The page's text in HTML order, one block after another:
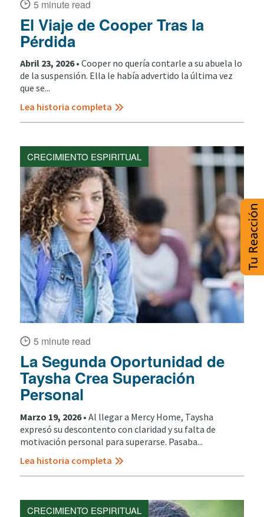
5 minute read
El Viaje de Cooper Tras la
Pérdida
Abril 23, 2026 • Cooper no quería contarle a su abuela lo
de la suspensión. Ella le había advertido la última vez
que se...
Lea historia completa
CRECIMIENTO ESPIRITUAL
5 minute read
La Segunda Oportunidad de
Taysha Crea Superación
Personal
Marzo 19, 2026 • Al llegar a Mercy Home, Taysha
expresó su descontento con claridad y su falta de
motivación personal para superarse. Pasaba...
Lea historia completa
CRECIMIENTO ESPIRITUAL